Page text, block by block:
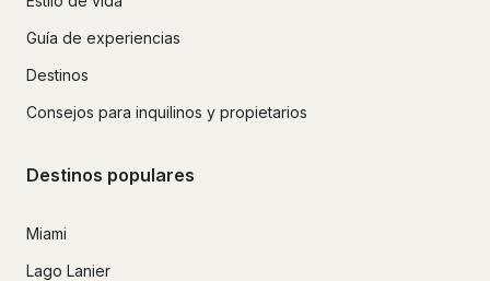
Guía de experiencias
Destinos
Consejos para inquilinos y propietarios
Destinos populares
Miami
Lago Lanier